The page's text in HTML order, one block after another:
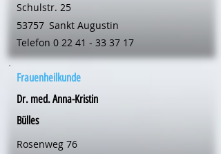
Schulstr. 25
53757 Sankt Augustin
Telefon 0 22 41 - 33 37 17
Frauenheilkunde
Dr. med. Anna-Kristin
Bülles
Rosenweg 76